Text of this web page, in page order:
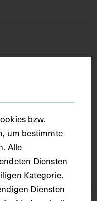
bzw.
um bestimmte
Alle
Diensten
Kategorie.
Diensten